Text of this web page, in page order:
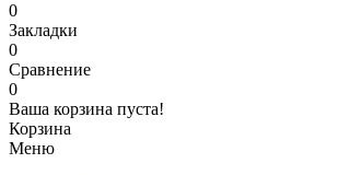
0
Закладки
0
Сравнение
0
Ваша корзина пуста!
Корзина
Меню